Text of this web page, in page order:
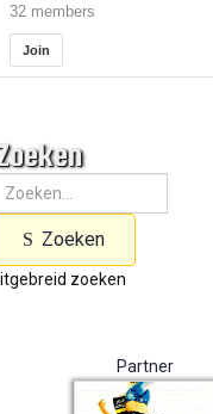
32 members
Join
Zoeken
zoeken
Partner